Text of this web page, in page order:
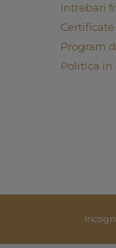
Intrebari
Certificate
Program
Politica